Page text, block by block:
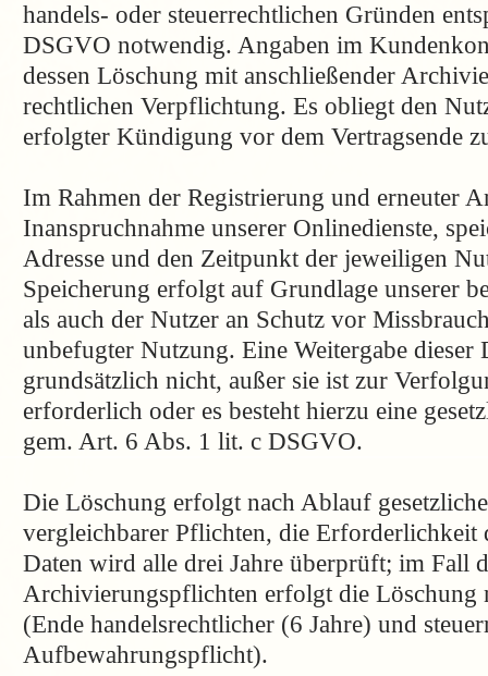
handels- oder steuerrechtlichen Gründen
DSGVO notwendig. Angaben im
dessen Löschung mit anschließender
rechtlichen Verpflichtung. Es obliegt den
erfolgter Kündigung vor dem Vertragsende
Im Rahmen der Registrierung und erneuter
Inanspruchnahme unserer Onlinedienste,
Adresse und den Zeitpunkt der jeweiligen
Speicherung erfolgt auf Grundlage unserer
als auch der Nutzer an Schutz vor
unbefugter Nutzung. Eine Weitergabe dieser
grundsätzlich nicht, außer sie ist zur
erforderlich oder es besteht hierzu eine
gem. Art. 6 Abs. 1 lit. c DSGVO.
Die Löschung erfolgt nach Ablauf
vergleichbarer Pflichten, die Erforderlichkeit
Daten wird alle drei Jahre überprüft; im Fall
Archivierungspflichten erfolgt die Löschung
(Ende handelsrechtlicher (6 Jahre) und
Aufbewahrungspflicht).